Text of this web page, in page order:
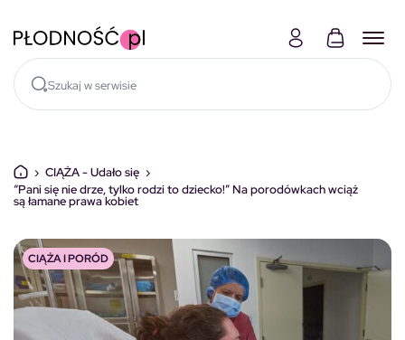
› CIĄŻA - Udało się ›
“Pani się nie drze, tylko rodzi to dziecko!” Na porodówkach wciąż
są łamane prawa kobiet
CIĄŻA I PORÓD